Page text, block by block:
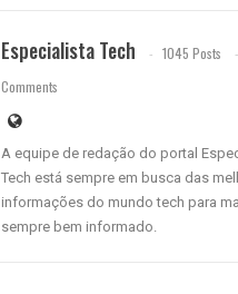
Especialista Tech 1045 Posts
Comments
A equipe de redação do portal
Tech está sempre em busca das
informações do mundo tech para
sempre bem informado.